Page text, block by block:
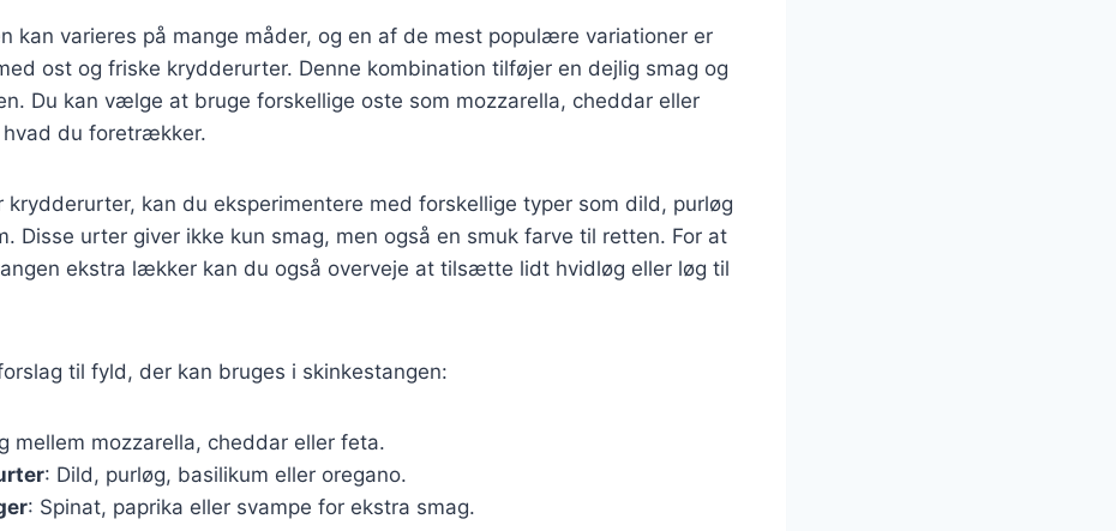
kan varieres på mange måder, og en af de mest populære variationer er
ost og friske krydderurter. Denne kombination tilføjer en dejlig smag og
Du kan vælge at bruge forskellige oste som mozzarella, cheddar eller
du foretrækker.
krydderurter, kan du eksperimentere med forskellige typer som dild, purløg
Disse urter giver ikke kun smag, men også en smuk farve til retten. For at
ekstra lækker kan du også overveje at tilsætte lidt hvidløg eller løg til
til fyld, der kan bruges i skinkestangen:
mellem mozzarella, cheddar eller feta.
: Dild, purløg, basilikum eller oregano.
: Spinat, paprika eller svampe for ekstra smag.